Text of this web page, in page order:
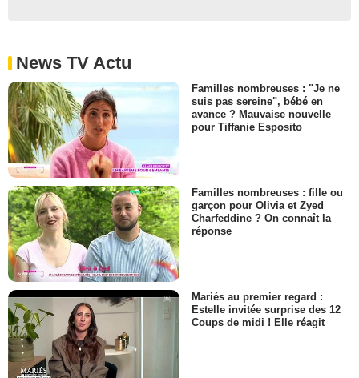
News TV Actu
Familles nombreuses : "Je ne
suis pas sereine", bébé en
avance ? Mauvaise nouvelle
pour Tiffanie Esposito
Familles nombreuses : fille ou
garçon pour Olivia et Zyed
Charfeddine ? On connaît la
réponse
Mariés au premier regard :
Estelle invitée surprise des 12
Coups de midi ! Elle réagit